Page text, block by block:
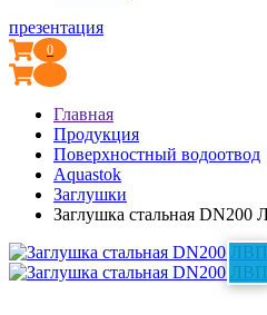
презентация
0
Главная
Продукция
Поверхностный водоотвод
Aquastok
Заглушки
Заглушка стальная DN200